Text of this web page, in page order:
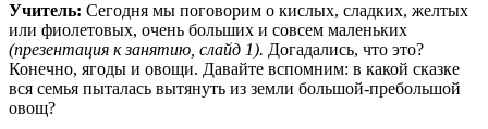
Учитель: Сегодня мы поговорим о кислых, сладких, желтых
или фиолетовых, очень больших и совсем маленьких
(презентация к занятию, слайд 1). Догадались, что это?
Конечно, ягоды и овощи. Давайте вспомним: в какой сказке
вся семья пыталась вытянуть из земли большой-пребольшой
овощ?